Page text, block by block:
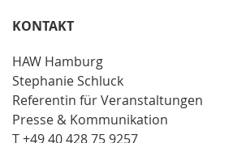
KONTAKT
HAW Hamburg
Stephanie Schluck
Referentin für Veranstaltungen
Presse & Kommunikation
T +49 40 428 75 9257